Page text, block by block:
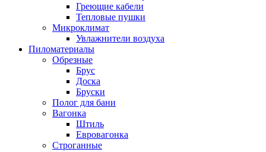
Греющие кабели
Тепловые пушки
Микроклимат
Увлажнители воздуха
Пиломатериалы
Обрезные
Брус
Доска
Бруски
Полог для бани
Вагонка
Штиль
Евровагонка
Строганные